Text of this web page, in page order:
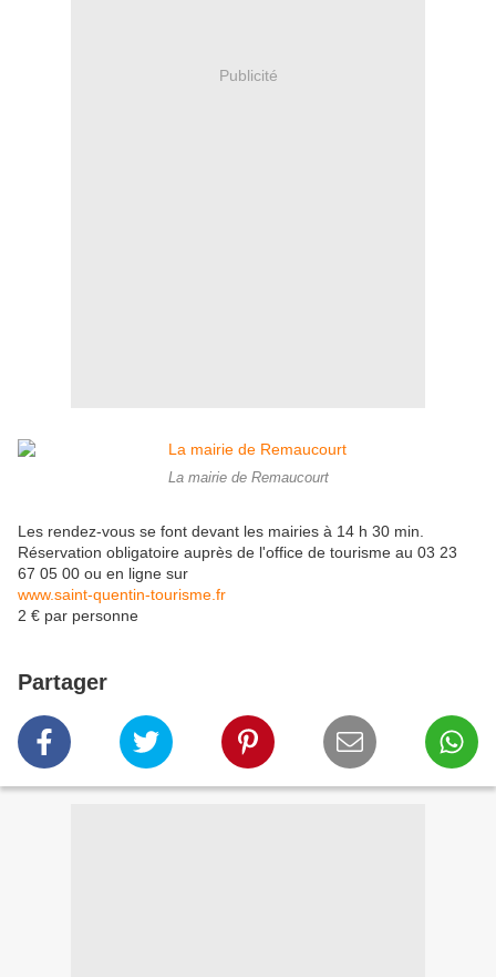
Publicité
La mairie de Remaucourt
Les rendez-vous se font devant les mairies à 14 h 30 min.
Réservation obligatoire auprès de l'office de tourisme au 03 23
67 05 00 ou en ligne sur
www.saint-quentin-tourisme.fr
2 € par personne
Partager